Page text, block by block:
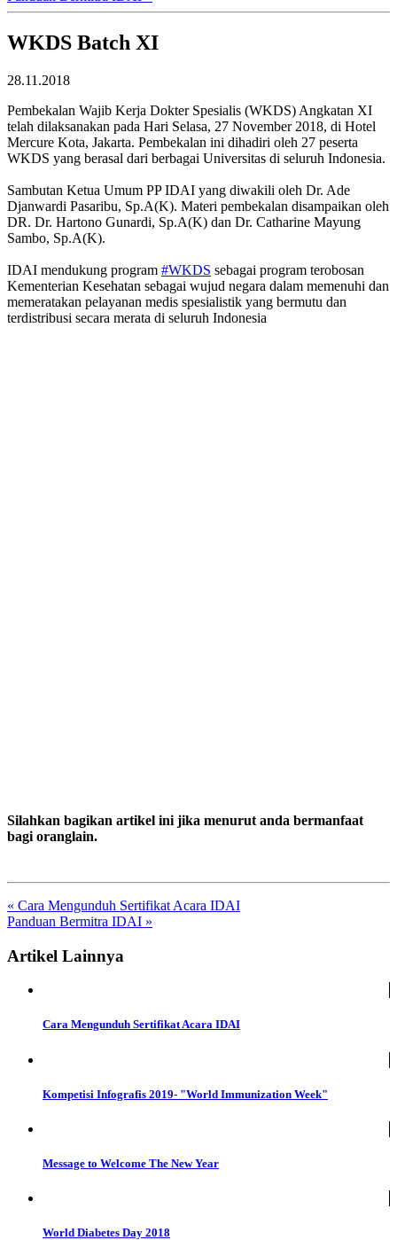
WKDS Batch XI
28.11.2018
Pembekalan Wajib Kerja Dokter Spesialis (WKDS) Angkatan XI
telah dilaksanakan pada Hari Selasa, 27 November 2018, di Hotel
Mercure Kota, Jakarta. Pembekalan ini dihadiri oleh 27 peserta
WKDS yang berasal dari berbagai Universitas di seluruh Indonesia.
Sambutan Ketua Umum PP IDAI yang diwakili oleh Dr. Ade
Djanwardi Pasaribu, Sp.A(K). Materi pembekalan disampaikan oleh
DR. Dr. Hartono Gunardi, Sp.A(K) dan Dr. Catharine Mayung
Sambo, Sp.A(K).
IDAI mendukung program #WKDS sebagai program terobosan
Kementerian Kesehatan sebagai wujud negara dalam memenuhi dan
memeratakan pelayanan medis spesialistik yang bermutu dan
terdistribusi secara merata di seluruh Indonesia
Silahkan bagikan artikel ini jika menurut anda bermanfaat
bagi oranglain.
« Cara Mengunduh Sertifikat Acara IDAI
Panduan Bermitra IDAI »
Artikel Lainnya
Cara Mengunduh Sertifikat Acara IDAI
Kompetisi Infografis 2019- "World Immunization Week"
Message to Welcome The New Year
World Diabetes Day 2018